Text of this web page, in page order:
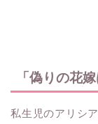
「偽りの花
私生児のアリシ